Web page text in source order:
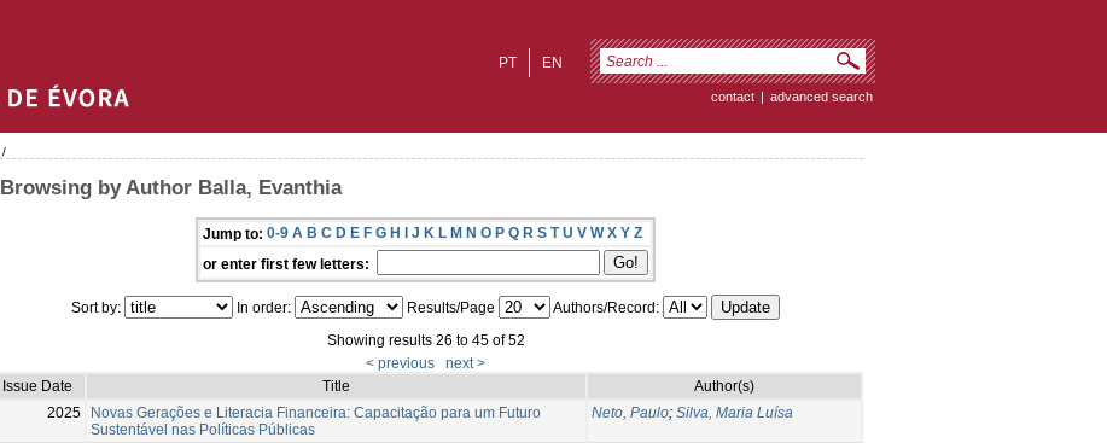
EN
PT
contact | advanced search
/
Browsing by Author Balla, Evanthia
Jump to: 0-9 A B C D E F G H I J K L M N O P Q R S T U V W X Y Z
or enter first few letters:
Sort by: In order: Results/Page
Authors/Record:
Showing results 26 to 45 of 52
< previous
next >
Issue Date
Title
Author(s)
2025
Novas Gerações e Literacia Financeira: Capacitação para um Futuro
Sustentável nas Políticas Públicas
Neto, Paulo; Silva, Maria Luísa